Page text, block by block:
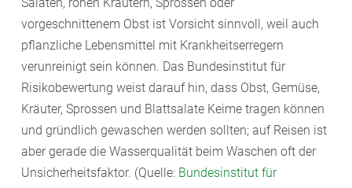
vorgeschnittenem Obst ist Vorsicht sinnvoll, weil auch
pflanzliche Lebensmittel mit Krankheitserregern
verunreinigt sein können. Das Bundesinstitut für
Risikobewertung weist darauf hin, dass Obst, Gemüse,
Kräuter, Sprossen und Blattsalate Keime tragen können
und gründlich gewaschen werden sollten; auf Reisen ist
aber gerade die Wasserqualität beim Waschen oft der
Unsicherheitsfaktor. (Quelle: Bundesinstitut für